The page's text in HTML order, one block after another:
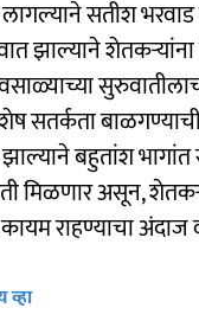
सतीश भरवाड
झाल्याने
सतर्कता
बहुतांश
मिळणार असून,
राहण्याचा अंदाज